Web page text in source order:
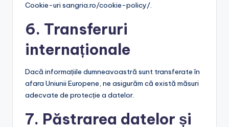
Cookie-uri sangria.ro/cookie-policy/.
6. Transferuri
internaționale
Dacă informațiile dumneavoastră sunt transferate în
afara Uniunii Europene, ne asigurăm că există măsuri
adecvate de protecție a datelor.
7. Păstrarea datelor și